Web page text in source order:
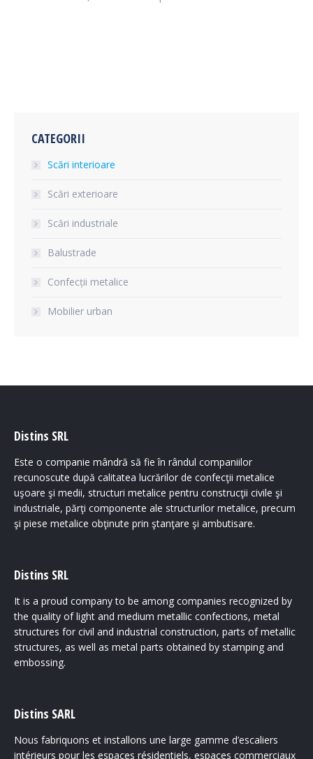
CATEGORII
Scări interioare
Scări exterioare
Scări industriale
Balustrade
Confecții metalice
Mobilier urban
Distins SRL
Este o companie mândră să fie în rândul companiilor
recunoscute după calitatea lucrărilor de confecţii metalice
uşoare şi medii, structuri metalice pentru construcţii civile şi
industriale, părţi componente ale structurilor metalice, precum
şi piese metalice obţinute prin ştanţare şi ambutisare.
Distins SRL
It is a proud company to be among companies recognized by
the quality of light and medium metallic confections, metal
structures for civil and industrial construction, parts of metallic
structures, as well as metal parts obtained by stamping and
embossing.
Distins SARL
Nous fabriquons et installons une large gamme d’escaliers
intérieurs pour les espaces résidentiels, espaces commerciaux